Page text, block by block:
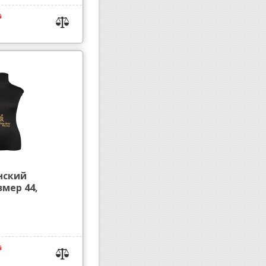
44,